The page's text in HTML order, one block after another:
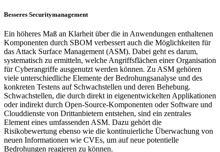
Besseres Securitymanagement
Ein höheres Maß an Klarheit über die in Anwendungen enthaltenen
Komponenten durch SBOM verbessert auch die Möglichkeiten für
das Attack Surface Management (ASM). Dabei geht es darum,
systematisch zu ermitteln, welche Angriffsflächen einer Organisation
für Cyberangriffe ausgenutzt werden können. Zu ASM gehören
viele unterschiedliche Elemente der Bedrohungsanalyse und des
konkreten Testens auf Schwachstellen und deren Behebung.
Schwachstellen, die durch direkt in eigenentwickelten Applikationen
oder indirekt durch Open-Source-Komponenten oder Software und
Clouddienste von Drittanbietern entstehen, sind ein zentrales
Element eines umfassenden ASM. Dazu gehört die
Risikobewertung ebenso wie die kontinuierliche Überwachung von
neuen Informationen wie CVEs, um auf neue potentielle
Bedrohungen reagieren zu können.